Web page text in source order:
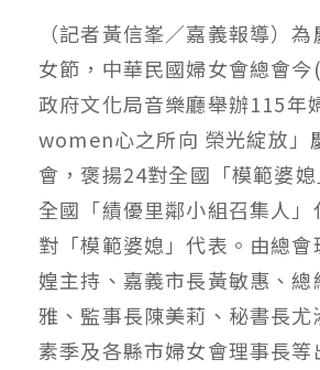
（記者黃信峯／嘉義報導）
女節，中華民國婦女會總會
政府文化局音樂廳舉辦115年
women心之所向 榮光綻放」
會，褒揚24對全國「模範婆
全國「績優里鄰小組召集人
對「模範婆媳」代表。由總會
媓主持、嘉義市長黃敏惠、總
雅、監事長陳美莉、秘書長
素季及各縣市婦女會理事長